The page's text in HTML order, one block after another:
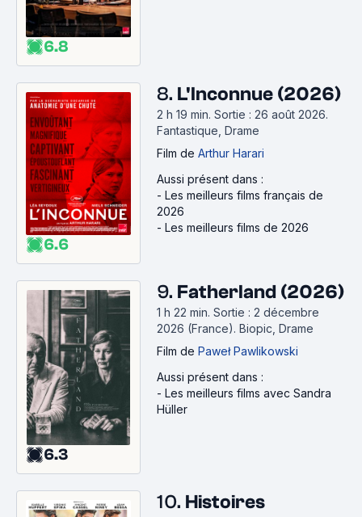
6.8
6.6
8. L'Inconnue (2026)
2 h 19 min. Sortie : 26 août 2026.
Fantastique, Drame
Film de Arthur Harari
Aussi présent dans :
- Les meilleurs films français de
2026
- Les meilleurs films de 2026
6.3
9. Fatherland (2026)
1 h 22 min. Sortie : 2 décembre
2026 (France). Biopic, Drame
Film de Paweł Pawlikowski
Aussi présent dans :
- Les meilleurs films avec Sandra
Hüller
10. Histoires